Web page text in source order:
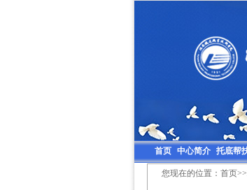
首页 中心简介 托底帮
您现在的位置：首页>>